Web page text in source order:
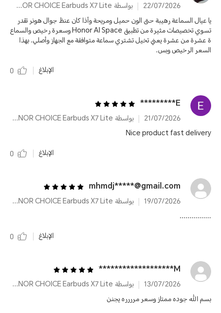
22/07/2026
بواسطة HONOR CHOICE Earbuds X7 Lite
يا عيال السماعة رهيبة حتى الون حميل ومريحة وأذا كان عنظ جوال هونر تقدر
تسوي تخصيصات مثيرة من تطبيق Honor AI Space وسعرة رخيص والسماع
ة عشرة من عشرة يعني تخيل تشتري سماعة متوافقة مع الجهاز وأصلي. بهذا
السعر الرخيص وبس.
الإبلاغ
0
E*********
21/07/2026
بواسطة HONOR CHOICE Earbuds X7 Lite
Nice product fast delivery
الإبلاغ
0
mhmdj*****@gmail.com
19/07/2026
بواسطة HONOR CHOICE Earbuds X7 Lite
................
الإبلاغ
0
M*******************
13/07/2026
بواسطة HONOR CHOICE Earbuds X7 Lite
بسم الله جوده ممتاز وسعر مرررره يجنن